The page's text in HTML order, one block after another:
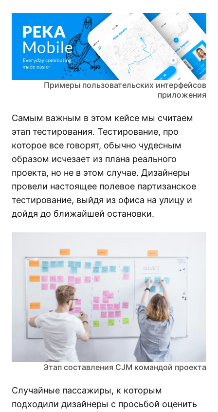
Примеры пользовательских интерфейсов
приложения
Самым важным в этом кейсе мы считаем
этап тестирования. Тестирование, про
которое все говорят, обычно чудесным
образом исчезает из плана реального
проекта, но не в этом случае. Дизайнеры
провели настоящее полевое партизанское
тестирование, выйдя из офиса на улицу и
дойдя до ближайшей остановки.
Этап составления CJM командой проекта
Случайные пассажиры, к которым
подходили дизайнеры с просьбой оценить